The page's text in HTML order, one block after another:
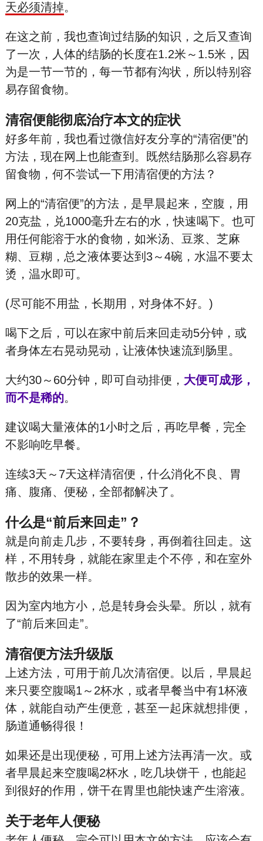
天必须清掉。
在这之前，我也查询过结肠的知识，之后又查询
了一次，人体的结肠的长度在1.2米～1.5米，因
为是一节一节的，每一节都有沟状，所以特别容
易存留食物。
清宿便能彻底治疗本文的症状
好多年前，我也看过微信好友分享的“清宿便”的
方法，现在网上也能查到。既然结肠那么容易存
留食物，何不尝试一下用清宿便的方法？
网上的“清宿便”的方法，是早晨起来，空腹，用
20克盐，兑1000毫升左右的水，快速喝下。也可
用任何能溶于水的食物，如米汤、豆浆、芝麻
糊、豆糊，总之液体要达到3～4碗，水温不要太
烫，温水即可。
(尽可能不用盐，长期用，对身体不好。)
喝下之后，可以在家中前后来回走动5分钟，或
者身体左右晃动晃动，让液体快速流到肠里。
大约30～60分钟，即可自动排便， 大便可成形，
而不是稀的。
建议喝大量液体的1小时之后，再吃早餐，完全
不影响吃早餐。
连续3天～7天这样清宿便，什么消化不良、胃
痛、腹痛、便秘，全部都解决了。
什么是“前后来回走”？
就是向前走几步，不要转身，再倒着往回走。这
样，不用转身，就能在家里走个不停，和在室外
散步的效果一样。
因为室内地方小，总是转身会头晕。所以，就有
了“前后来回走”。
清宿便方法升级版
上述方法，可用于前几次清宿便。以后，早晨起
来只要空腹喝1～2杯水，或者早餐当中有1杯液
体，就能自动产生便意，甚至一起床就想排便，
肠道通畅得很！
如果还是出现便秘，可用上述方法再清一次。或
者早晨起来空腹喝2杯水，吃几块饼干，也能起
到很好的作用，饼干在胃里也能快速产生溶液。
关于老年人便秘